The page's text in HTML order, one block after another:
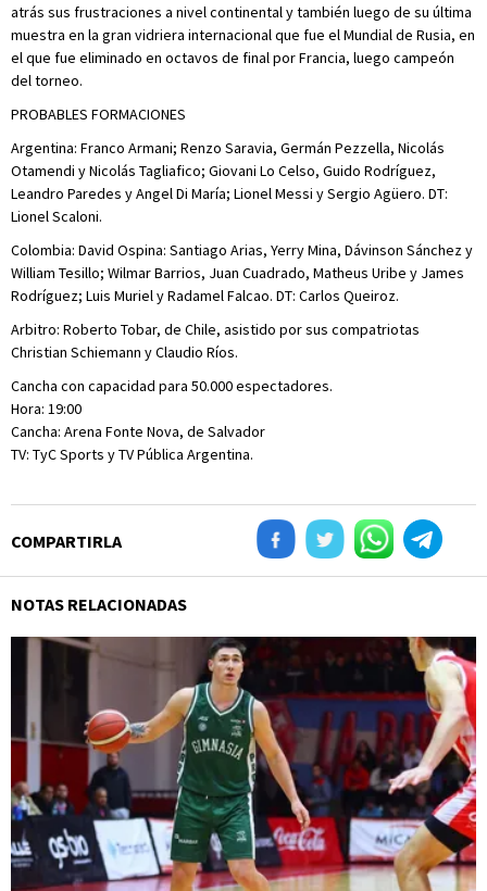
atrás sus frustraciones a nivel continental y también luego de su última
muestra en la gran vidriera internacional que fue el Mundial de Rusia, en
el que fue eliminado en octavos de final por Francia, luego campeón
del torneo.
PROBABLES FORMACIONES
Argentina: Franco Armani; Renzo Saravia, Germán Pezzella, Nicolás
Otamendi y Nicolás Tagliafico; Giovani Lo Celso, Guido Rodríguez,
Leandro Paredes y Angel Di María; Lionel Messi y Sergio Agüero. DT:
Lionel Scaloni.
Colombia: David Ospina: Santiago Arias, Yerry Mina, Dávinson Sánchez y
William Tesillo; Wilmar Barrios, Juan Cuadrado, Matheus Uribe y James
Rodríguez; Luis Muriel y Radamel Falcao. DT: Carlos Queiroz.
Arbitro: Roberto Tobar, de Chile, asistido por sus compatriotas
Christian Schiemann y Claudio Ríos.
Cancha con capacidad para 50.000 espectadores.
Hora: 19:00
Cancha: Arena Fonte Nova, de Salvador
TV: TyC Sports y TV Pública Argentina.
COMPARTIRLA
NOTAS RELACIONADAS